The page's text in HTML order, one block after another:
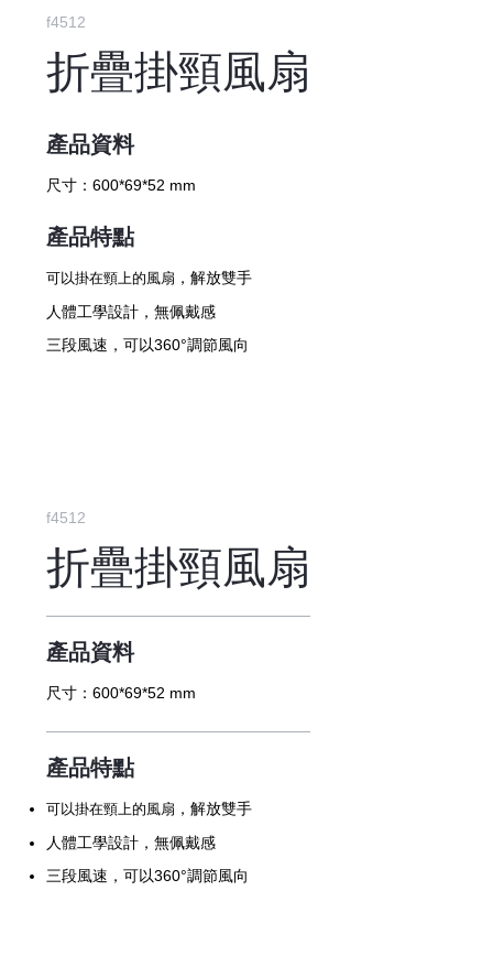
f4512
折疊掛頸風扇
產品資料
尺寸： 600*69*52 mm
產品特點
可以掛在頸上的風扇 ，解放雙手
人體工學設計，無佩戴感
三段風速，可以360°調節風向
f4512
折疊掛頸風扇
產品資料
尺寸： 600*69*52 mm
產品特點
可以掛在頸上的風扇 ，解放雙手
人體工學設計，無佩戴感
三段風速，可以360°調節風向